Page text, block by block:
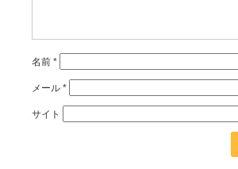
名前 *
メール *
サイト